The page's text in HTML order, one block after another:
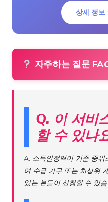
상세 정보
자주하는 질문
Q. 이 서비
할 수 있나
A. 소득인정액이 기준 중위
여 수급 가구 또는 차상위
있는 분들이 신청할 수 있